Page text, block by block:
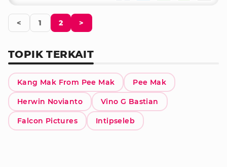
< 1 2 >
TOPIK TERKAIT
Kang Mak From Pee Mak Pee Mak
Herwin Novianto Vino G Bastian
Falcon Pictures Intipseleb